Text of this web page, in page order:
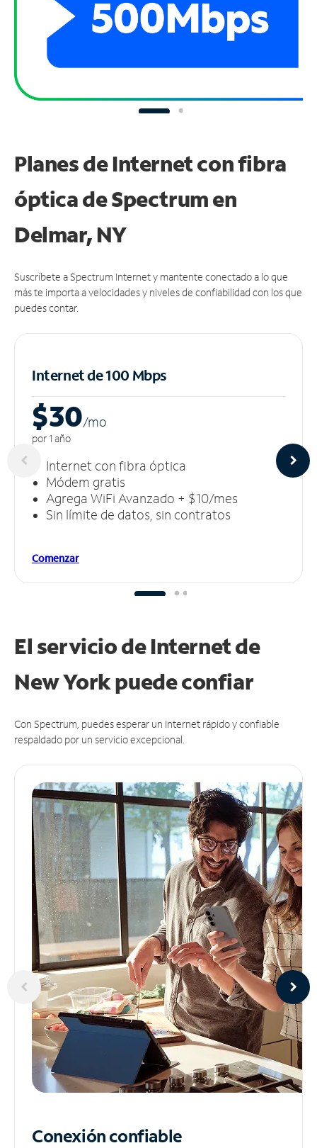
Planes de Internet con fibra
óptica de Spectrum en
Delmar, NY
Suscríbete a Spectrum Internet y mantente conectado a lo que
más te importa a velocidades y niveles de confiabilidad con los que
puedes contar.
Internet de 100 Mbps
$30/mo
por 1 año
Internet con fibra óptica
Módem gratis
Agrega WiFi Avanzado + $10/mes
Sin límite de datos, sin contratos
Comenzar
El servicio de Internet de
New York puedeconfiar
Con Spectrum, puedes esperar un Internet rápido y confiable
respaldado por un servicio excepcional.
Conexión confiable